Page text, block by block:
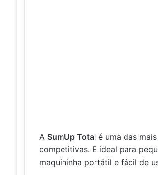
A SumUp Total é uma das
competitivas. É ideal para
maquininha portátil e fácil de